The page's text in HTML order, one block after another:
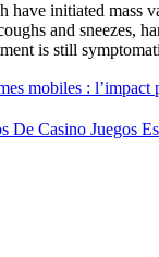
initiated mass
and sneezes,
is still
mobiles :
De Casino Juegos